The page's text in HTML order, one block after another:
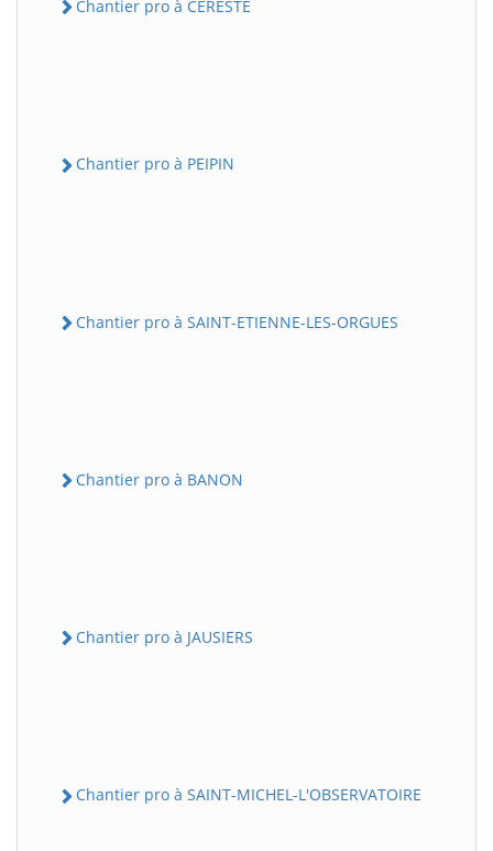
Chantier pro à CERESTE
Chantier pro à PEIPIN
Chantier pro à SAINT-ETIENNE-LES-ORGUES
Chantier pro à BANON
Chantier pro à JAUSIERS
Chantier pro à SAINT-MICHEL-L'OBSERVATOIRE